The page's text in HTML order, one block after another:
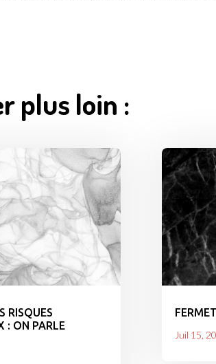
plus loin :
RISQUES
: ON PARLE
Juil 15,